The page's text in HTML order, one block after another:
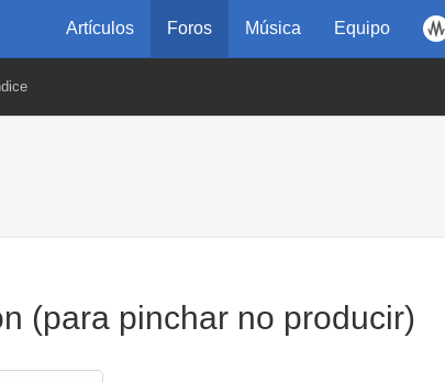
Artículos Foros Música Equipo
(para pinchar no producir)